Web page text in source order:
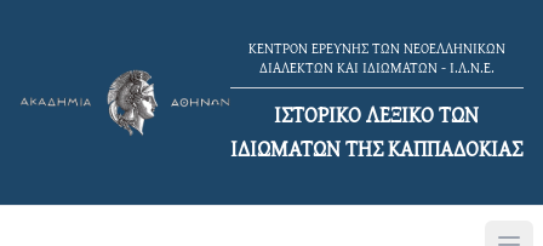
ΚΕΝΤΡΟΝ ΕΡΕΥΝΗΣ ΤΩΝ ΝΕΟΕΛΛΗΝΙΚΩΝ
ΔΙΑΛΕΚΤΩΝ ΚΑΙ ΙΔΙΩΜΑΤΩΝ - Ι.Λ.Ν.Ε.
ΙΣΤΟΡΙΚΟ ΛΕΞΙΚΟ TΩΝ
ΙΔΙΩΜΑΤΩΝ ΤΗΣ ΚΑΠΠΑΔΟΚΙΑΣ